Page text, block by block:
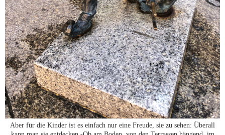
Aber für die Kinder ist es einfach nur eine Freude, sie zu sehen: Überall